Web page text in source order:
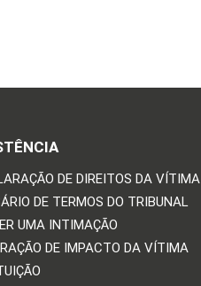
DE DIREITOS DA VÍTIMA
DE TERMOS DO TRIBUNAL
UMA INTIMAÇÃO
DE IMPACTO DA VÍTIMA